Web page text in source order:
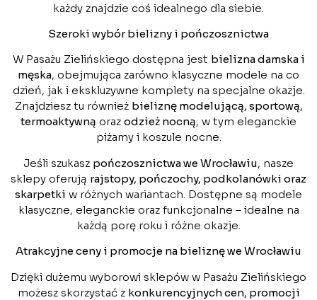
każdy znajdzie coś idealnego dla siebie.
Szeroki wybór bielizny i pończosznictwa
W Pasażu Zielińskiego dostępna jest bielizna damska i
męska, obejmująca zarówno klasyczne modele na co
dzień, jak i ekskluzywne komplety na specjalne okazje.
Znajdziesz tu również bieliznę modelującą, sportową,
termoaktywną oraz odzież nocną, w tym eleganckie
piżamy i koszule nocne.
Jeśli szukasz pończosznictwa we Wrocławiu, nasze
sklepy oferują rajstopy, pończochy, podkolanówki oraz
skarpetki w różnych wariantach. Dostępne są modele
klasyczne, eleganckie oraz funkcjonalne – idealne na
każdą porę roku i różne okazje.
Atrakcyjne ceny i promocje na bieliznę we Wrocławiu
Dzięki dużemu wyborowi sklepów w Pasażu Zielińskiego
możesz skorzystać z konkurencyjnych cen, promocji